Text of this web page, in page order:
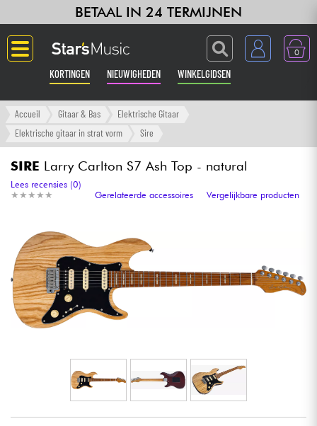
BETAAL IN 24 TERMIJNEN
0
KORTINGEN NIEUWIGHEDEN WINKELGIDSEN
Langue
Versterker & Effecten
Synths & samplers
Home-studio
Hoofdtelefoon
Microfoon
Accueil Gitaar & Bas
Elektrische Gitaar
Elektrische gitaar in strat vorm
Sire
SIRE Larry Carlton S7 Ash Top - natural
★ ★ ★ ★ ★
★ ★ ★ ★ ★
Lees recensies (0)
Gerelateerde accessoires
Vergelijkbare producten